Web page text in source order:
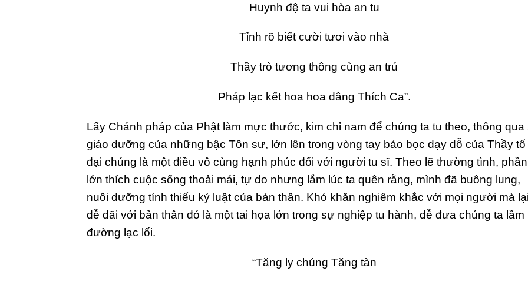
Huynh đệ ta vui hòa an tu
Tỉnh rõ biết cười tươi vào nhà
Thầy trò tương thông cùng an trú
Pháp lạc kết hoa hoa dâng Thích Ca”.
Lấy Chánh pháp của Phật làm mực thước, kim chỉ nam để chúng ta tu theo, thông qua
giáo dưỡng của những bậc Tôn sư, lớn lên trong vòng tay bảo bọc dạy dỗ của Thầy tổ
đại chúng là một điều vô cùng hạnh phúc đối với người tu sĩ. Theo lẽ thường tình, phần
lớn thích cuộc sống thoải mái, tự do nhưng lắm lúc ta quên rằng, mình đã buông lung,
nuôi dưỡng tính thiếu kỷ luật của bản thân. Khó khăn nghiêm khắc với mọi người mà
dễ dãi với bản thân đó là một tai họa lớn trong sự nghiệp tu hành, dễ đưa chúng ta lầm
đường lạc lối.
“Tăng ly chúng Tăng tàn